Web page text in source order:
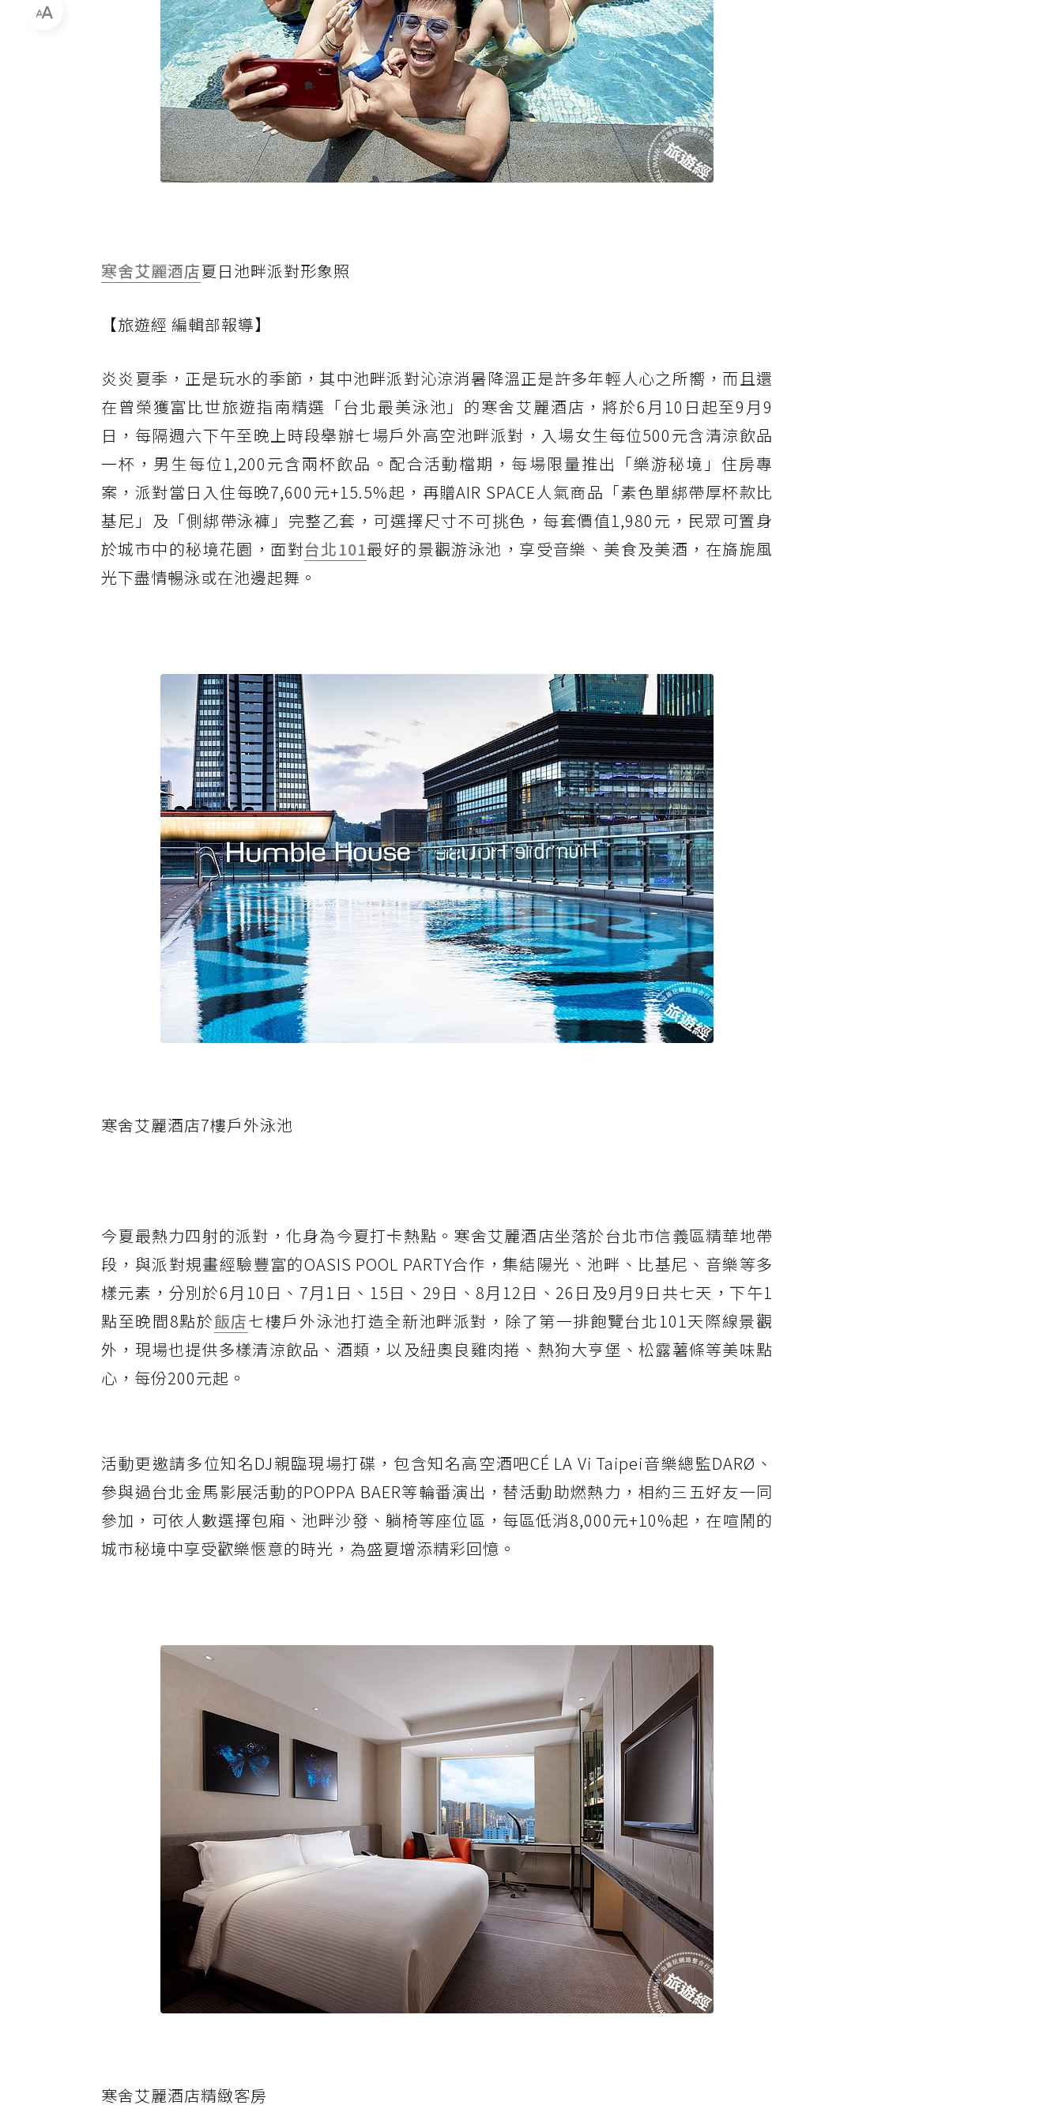
寒舍艾麗酒店夏日池畔派對形象照
【旅遊經 編輯部報導】
炎炎夏季，正是玩水的季節，其中池畔派對沁涼消暑降溫正是許多年輕人心之所嚮，而且還
在曾榮獲富比世旅遊指南精選「台北最美泳池」的寒舍艾麗酒店，將於6月10日起至9月9
日，每隔週六下午至晚上時段舉辦七場戶外高空池畔派對，入場女生每位500元含清涼飲品
一杯，男生每位1,200元含兩杯飲品。配合活動檔期，每場限量推出「樂游秘境」住房專
案，派對當日入住每晚7,600元+15.5%起，再贈AIR SPACE人氣商品「素色單綁帶厚杯款比
基尼」及「側綁帶泳褲」完整乙套，可選擇尺寸不可挑色，每套價值1,980元，民眾可置身
於城市中的秘境花園，面對台北101最好的景觀游泳池，享受音樂、美食及美酒，在旖旎風
光下盡情暢泳或在池邊起舞。
寒舍艾麗酒店7樓戶外泳池
今夏最熱力四射的派對，化身為今夏打卡熱點。寒舍艾麗酒店坐落於台北市信義區精華地帶
段，與派對規畫經驗豐富的OASIS POOL PARTY合作，集結陽光、池畔、比基尼、音樂等多
樣元素，分別於6月10日、7月1日、15日、29日、8月12日、26日及9月9日共七天，下午1
點至晚間8點於飯店七樓戶外泳池打造全新池畔派對，除了第一排飽覽台北101天際線景觀
外，現場也提供多樣清涼飲品、酒類，以及紐奧良雞肉捲、熱狗大亨堡、松露薯條等美味點
心，每份200元起。
活動更邀請多位知名DJ親臨現場打碟，包含知名高空酒吧CÉ LA Vi Taipei音樂總監DARØ、
參與過台北金馬影展活動的POPPA BAER等輪番演出，替活動助燃熱力，相約三五好友一同
參加，可依人數選擇包廂、池畔沙發、躺椅等座位區，每區低消8,000元+10%起，在喧鬧的
城市秘境中享受歡樂愜意的時光，為盛夏增添精彩回憶。
寒舍艾麗酒店精緻客房